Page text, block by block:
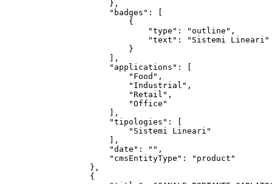
        },
        "badges": [
            {
                "type": "outline",
                "text": "Sistemi Lineari"
            }
        ],
        "applications": [
            "Food",
            "Industrial",
            "Retail",
            "Office"
        ],
        "tipologies": [
            "Sistemi Lineari"
        ],
        "date": "",
        "cmsEntityType": "product"
    },
    {